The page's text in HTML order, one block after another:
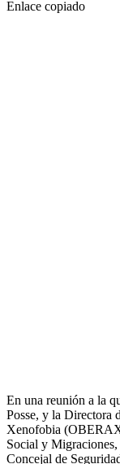
Enlace copiado
En una reunión a la
Posse, y la Directora
Xenofobia
Social y
Concejal de